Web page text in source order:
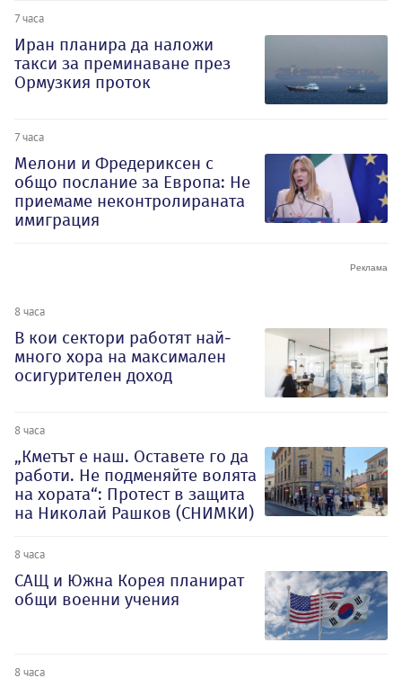
7 часа
Иран планира да наложи
такси за преминаване през
Ормузкия проток
7 часа
Мелони и Фредериксен с
общо послание за Европа: Не
приемаме неконтролираната
имиграция
8 часа
В кои сектори работят най-
много хора на максимален
осигурителен доход
8 часа
„Кметът е наш. Оставете го да
работи. Не подменяйте волята
на хората“: Протест в защита
на Николай Рашков (СНИМКИ)
8 часа
САЩ и Южна Корея планират
общи военни учения
8 часа